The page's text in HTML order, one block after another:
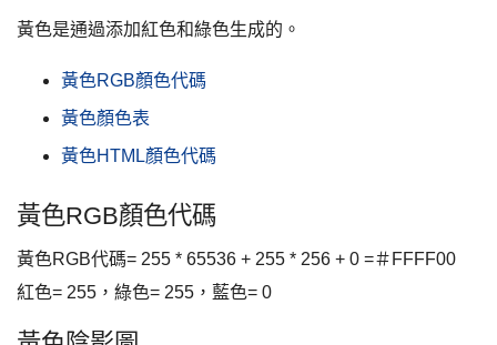
黃色是通過添加紅色和綠色生成的。
黃色RGB顏色代碼
黃色顏色表
黃色HTML顏色代碼
黃色RGB顏色代碼
黃色RGB代碼= 255 * 65536 + 255 * 256 + 0 =＃FFFF00
紅色= 255，綠色= 255，藍色= 0